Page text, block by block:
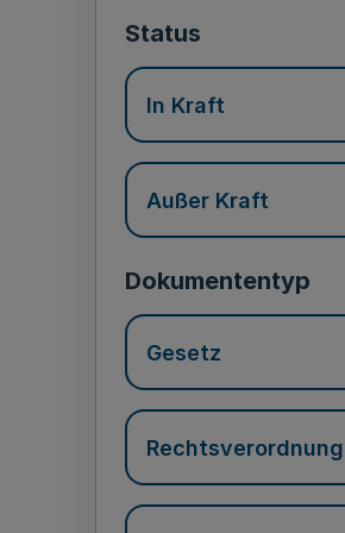
Status
In Kraft
Außer Kraft
Dokumententyp
Gesetz
Rechtsverordnung